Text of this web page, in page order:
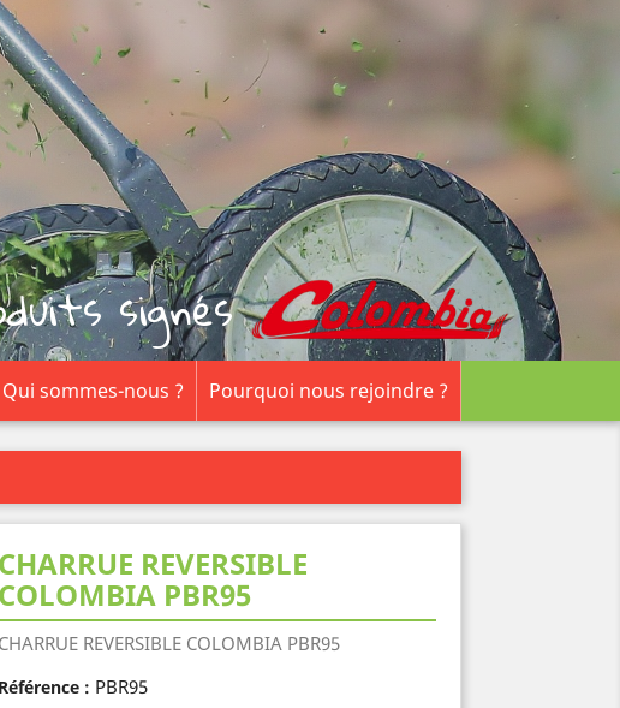
signés
Qui sommes-nous ? Pourquoi nous rejoindre ?
CHARRUE REVERSIBLE
COLOMBIA PBR95
CHARRUE REVERSIBLE COLOMBIA PBR95
Référence : PBR95